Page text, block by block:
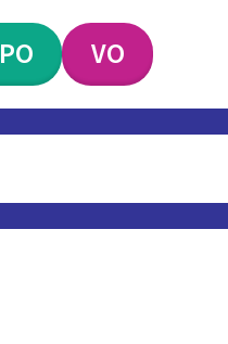
PO VO